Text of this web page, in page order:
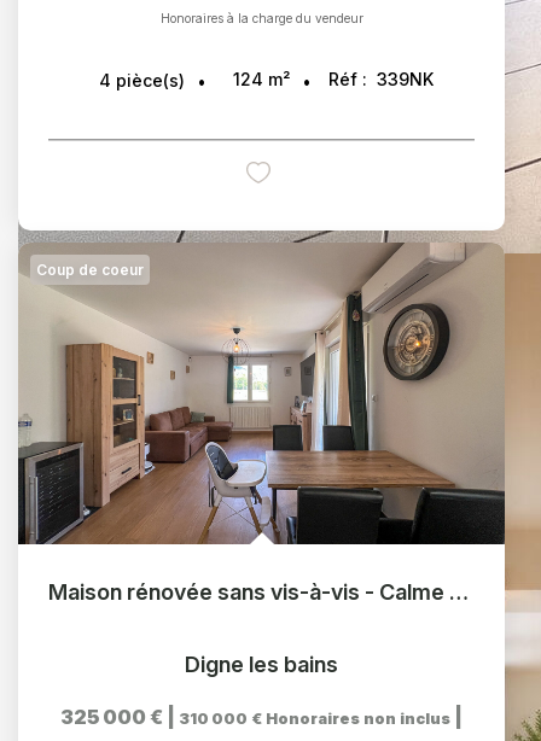
Honoraires à la charge du vendeur
4 pièce(s) 124 m² Réf : 339NK
Coup de coeur
Maison rénovée sans vis-à-vis - Calme absolu - À 10 min du centre de Digne-les-Bains
Digne les bains
325 000 € 310 000 € Honoraires non inclus